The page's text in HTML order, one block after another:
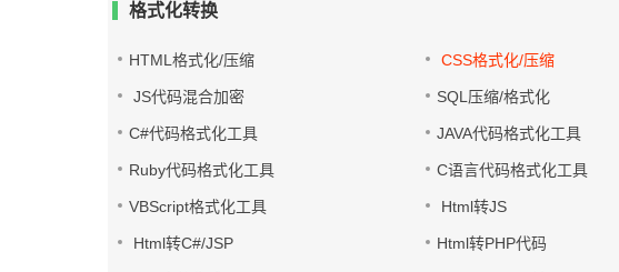
格式化转换
HTML格式化/压缩 CSS格式化/压缩
JS代码混合加密 SQL压缩/格式化
C#代码格式化工具 JAVA代码格式化工具
Ruby代码格式化工具 C语言代码格式化工具
VBScript格式化工具 Html转JS
Html转C#/JSP Html转PHP代码